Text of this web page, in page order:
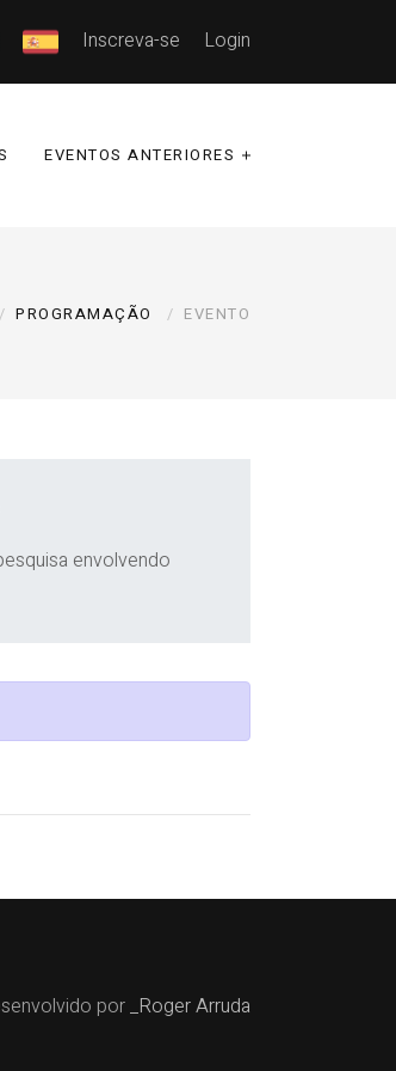
Inscreva-se Login
EVENTOS ANTERIORES
PROGRAMAÇÃO EVENTO
envolvendo
por_Roger Arruda